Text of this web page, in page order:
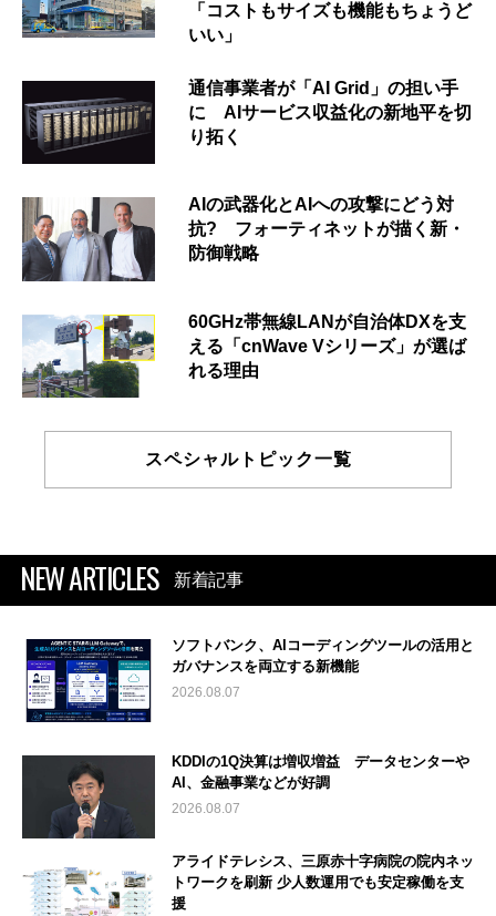
「コストもサイズも機能もちょうど
いい」
通信事業者が「AI Grid」の担い手
に AIサービス収益化の新地平を切
り拓く
AIの武器化とAIへの攻撃にどう対
抗? フォーティネットが描く新・
防御戦略
60GHz帯無線LANが自治体DXを支
える「cnWave Vシリーズ」が選ば
れる理由
スペシャルトピック一覧
NEW ARTICLES 新着記事
ソフトバンク、AIコーディングツールの活用と
ガバナンスを両立する新機能
2026.08.07
KDDIの1Q決算は増収増益 データセンターや
AI、金融事業などが好調
2026.08.07
アライドテレシス、三原赤十字病院の院内ネッ
トワークを刷新 少人数運用でも安定稼働を支
援